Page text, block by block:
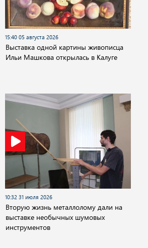
15:40 05 августа 2026
Выставка одной картины живописца
Ильи Машкова открылась в Калуге
10:32 31 июля 2026
Вторую жизнь металлолому дали на
выставке необычных шумовых
инструментов